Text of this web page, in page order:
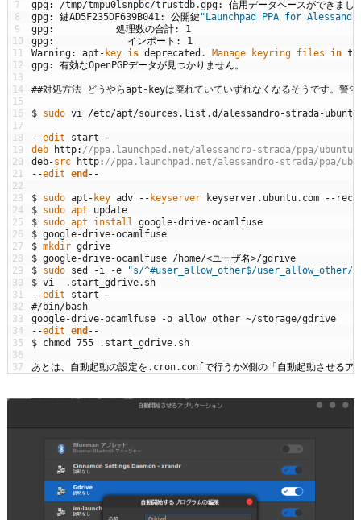
7
8
9
10
11
12
13
14
15
16
17
18
19
20
21
22
23
24
25
26
27
28
29
30
31
32
33
34
35
36
37
gpg: /tmp/tmpu0lsnpbc/trustdb.gpg:
信用データベースができまし
gpg: 鍵AD5F235DF639B041: 公開鍵 "Launchpad PPA for
gpg: 処理数の合計:
1
gpg: インポート :
1
Warning: apt - key is deprecated . Manage keyring files in
gpg: 有効なOpenPGPデータが見つかりません。
##対処方法 どうやらapt-keyは廃れていていずれなくなるそうです。警
$ sudo vi /etc/apt/sources . list .d /alessandro-strada-ubuntu
--edit start --
deb
http: //ppa.launchpad.net/alessandro-strada/ppa/ubuntu
deb-src http: //ppa.launchpad.net/alessandro-strada/ppa/
--edit end --
$ sudo apt - key adv -- keyserver keyserver. ubuntu. com -- recv
$ sudo apt update
$ sudo apt install google-drive-ocamlfuse
$ google-drive-ocamlfuse
$ mkdir gdrive
$ google-drive-ocamlfuse /home/<ユーザ名>/gdrive
$ sudo sed -i -e
"s/^#user_allow_other$/user_allow_other/"
$ vi . start_gdrive. sh
--edit start --
#/bin/bash
google-drive-ocamlfuse -o allow_other ~/storage/gdrive
--edit end --
$ chmod 755 . start_gdrive. sh
あとは、自動起動の設定を . cron. confで行うかX側の「自動起動させるア